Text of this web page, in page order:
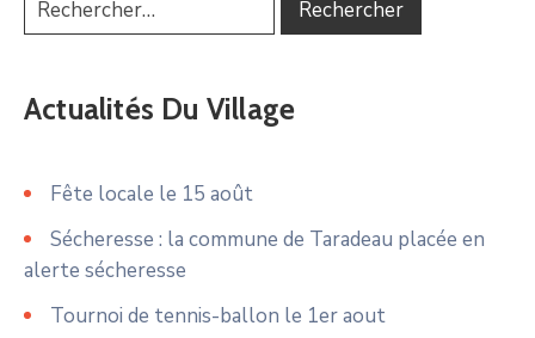
Actualités Du Village
Fête locale le 15 août
Sécheresse : la commune de Taradeau placée en
alerte sécheresse
Tournoi de tennis-ballon le 1er aout